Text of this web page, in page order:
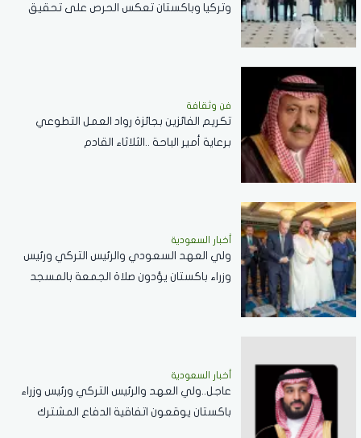
وتركيا وباكستان تعكس الحرص على تحقيق
فن وثقافة
تكريم الفائزين بجائزة رواد العمل التطوعي
برعاية أمير الباحة ..الثلاثاء القادم
أخبار السعودية
ولي العهد السعودي والرئيس التركي ورئيس
وزراء باكستان يؤدون صلاة الجمعة بالمسجد
أخبار السعودية
عاجل..ولي العهد والرئيس التركي ورئيس وزراء
باكستان يوقعون اتفاقية الدفاع المشترك